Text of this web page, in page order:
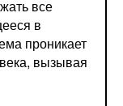
все
в
проникает
вызывая